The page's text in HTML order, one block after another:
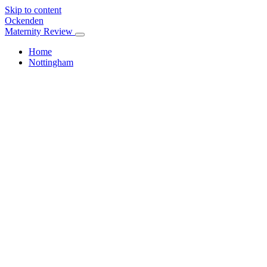
Skip to content
Ockenden
Maternity Review
Home
Nottingham